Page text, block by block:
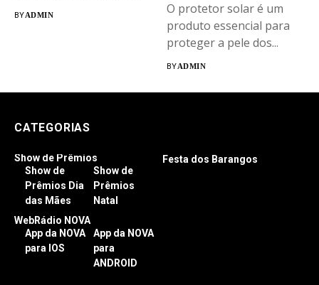
evitar...
BYADMIN
O protetor solar é um
produto essencial para
proteger a pele dos...
BYADMIN
CATEGORIAS
Show de Prêmios
Show de
Prêmios Dia
das Mães
Show de
Prêmios
Natal
Festa dos Barangos
WebRádio NOVA
App da NOVA
para IOS
App da NOVA
para
ANDROID